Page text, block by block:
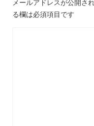
メールアドレスが公開さ
る欄は必須項目です